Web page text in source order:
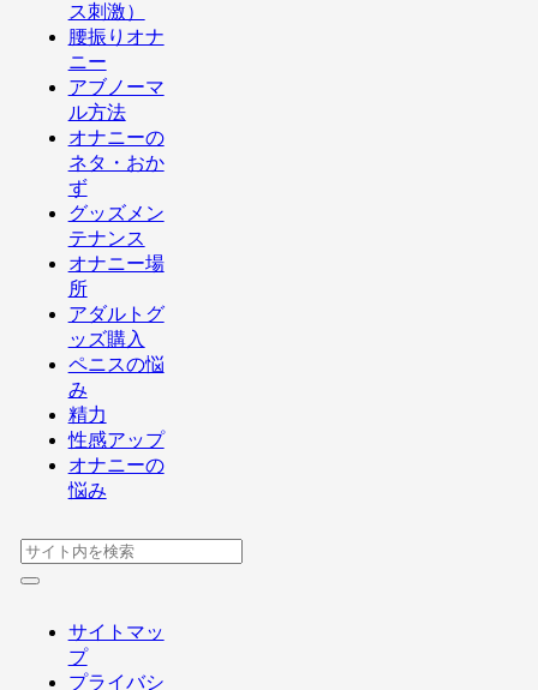
ス刺激）
腰振りオナ
ニー
アブノーマ
ル方法
オナニーの
ネタ・おか
ず
グッズメン
テナンス
オナニー場
所
アダルトグ
ッズ購入
ペニスの悩
み
精力
性感アップ
オナニーの
悩み
サイトマッ
プ
プライバシ